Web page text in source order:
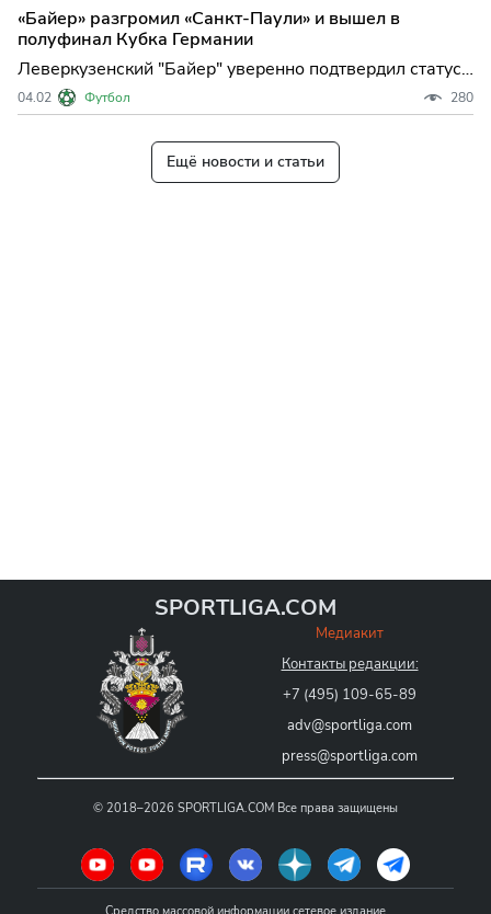
«Байер» разгромил «Санкт-Паули» и вышел в
полуфинал Кубка Германии
Леверкузенский "Байер" уверенно подтвердил статус
фаворита, разгромив "Санкт-Паули" со счетом 3:0 и
без особых проблем пробившись в полуфинал Кубка
команды Хаби Алонсо в борьбе за трофей, но и
04.02 Футбол 280
Ещё новости и статьи
SPORTLIGA.COM
Медиакит
Контакты редакции:
+7 (495) 109-65-89
adv@sportliga.com
press@sportliga.com
© 2018–2026 SPORTLIGA.COM Все права защищены